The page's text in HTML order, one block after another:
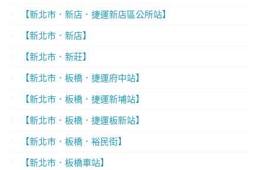
【新北市．新店．捷運新店區公所站】
【新北市．新店】
【新北市．新莊】
【新北市．板橋．捷運府中站】
【新北市．板橋．捷運新埔站】
【新北市．板橋．捷運板新站】
【新北市．板橋．裕民街】
【新北市．板橋車站】